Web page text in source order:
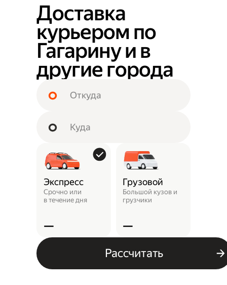
Доставка
курьером по
Гагарину и в
другие города
Экспресс
Срочно или
в течение дня
—
Грузовой
Большой кузов и
грузчики
—
Рассчитать